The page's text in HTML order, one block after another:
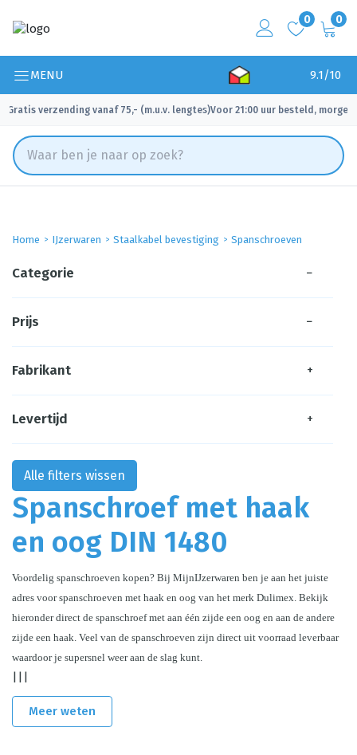
0 0
MENU 9.1/10
Gratis verzending vanaf 75,- (m.u.v. lengtes)
✓ Voor 21:00 uur besteld, morgen
Home IJzerwaren Staalkabel bevestiging Spanschroeven
Spanschroef met haak
en oog DIN 1480
Voordelig spanschroeven kopen? Bij MijnIJzerwaren ben je aan het juiste
adres voor spanschroeven met haak en oog van het merk Dulimex. Bekijk
hieronder direct de spanschroef met aan één zijde een oog en aan de andere
zijde een haak. Veel van de spanschroeven zijn direct uit voorraad leverbaar
waardoor je supersnel weer aan de slag kunt.
|||
Meer weten
Categorie −
Prijs −
Fabrikant +
Levertijd +
Alle filters wissen